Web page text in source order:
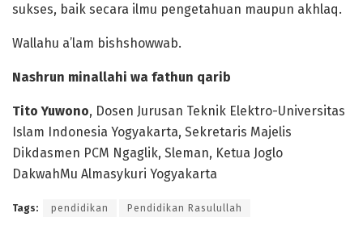
sukses, baik secara ilmu pengetahuan maupun akhlaq.
Wallahu a’lam bishshowwab.
Nashrun minallahi wa fathun qarib
Tito Yuwono, Dosen Jurusan Teknik Elektro-Universitas
Islam Indonesia Yogyakarta, Sekretaris Majelis
Dikdasmen PCM Ngaglik, Sleman, Ketua Joglo
DakwahMu Almasykuri Yogyakarta
Tags: pendidikan Pendidikan Rasulullah